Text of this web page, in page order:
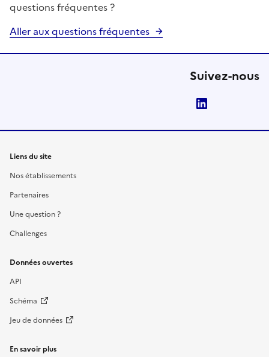
questions fréquentes ?
Aller aux questions fréquentes
Suivez-nous
Liens du site
Nos établissements
Partenaires
Une question ?
Challenges
Données ouvertes
API
Schéma
Jeu de données
En savoir plus